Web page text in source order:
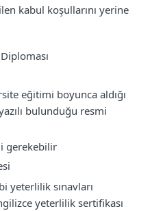
kabul koşullarını yerine
eğitimi boyunca aldığı
bulunduğu resmi
gerekebilir
yeterlilik sınavları
yeterlilik sertifikası